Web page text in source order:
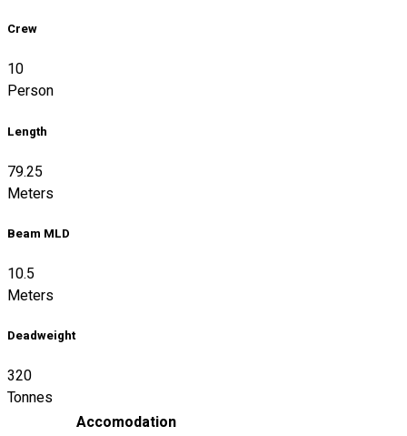
Crew
10
Person
Length
79.25
Meters
Beam MLD
10.5
Meters
Deadweight
320
Tonnes
Accomodation